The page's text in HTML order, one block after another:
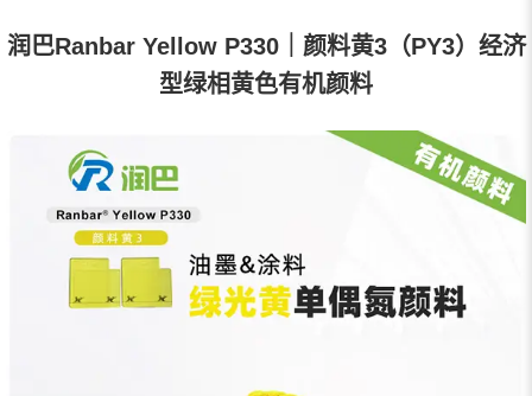
润巴Ranbar Yellow P330｜颜料黄3（PY3）经济
型绿相黄色有机颜料